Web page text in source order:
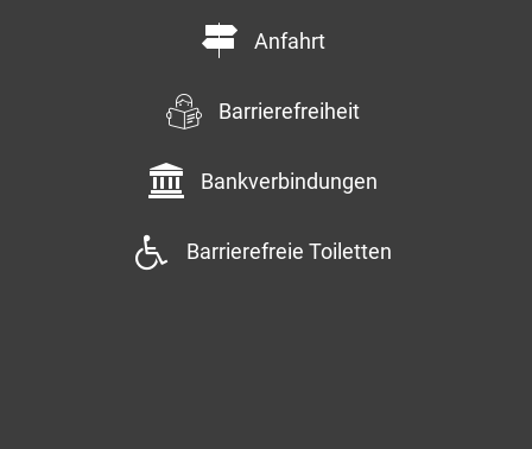
Anfahrt
Barrierefreiheit
Bankverbindungen
Barrierefreie Toiletten